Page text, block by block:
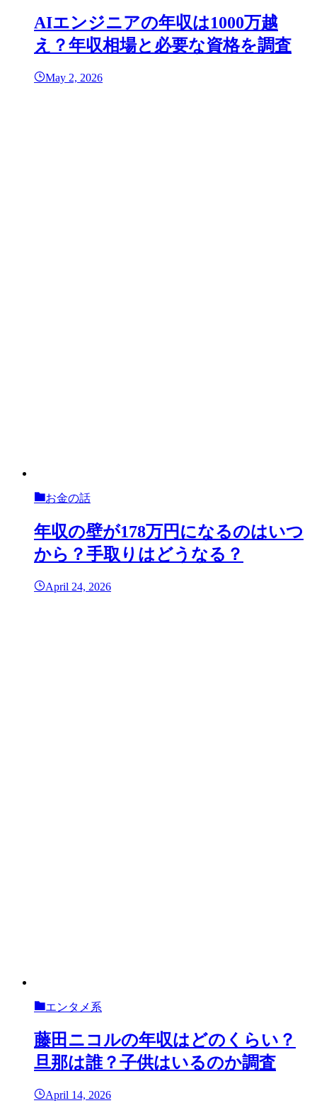
AIエンジニアの年収は1000万越
え？年収相場と必要な資格を調査
May 2, 2026
お金の話
年収の壁が178万円になるのはいつ
から？手取りはどうなる？
April 24, 2026
エンタメ系
藤田ニコルの年収はどのくらい？
旦那は誰？子供はいるのか調査
April 14, 2026